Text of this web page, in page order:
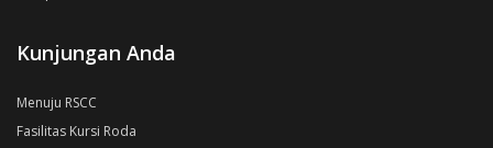
Kunjungan Anda
Menuju RSCC
Fasilitas Kursi Roda